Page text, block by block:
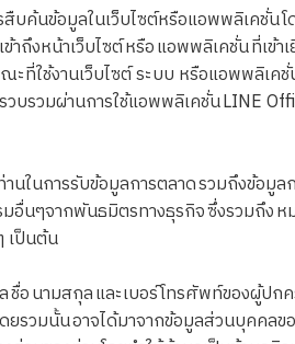
ค้นข้อมูลในเว็บไซต์หรือแอพพลิเคชั่น โ
าถึงหน้าเว็บไซต์ หรือ แอพพลิเคชั่น ที่เ
ใช้งานเว็บไซต์ ระบบ หรือแอพพลิเคชั่
บรวมผ่านการใช้แอพพลิเคชั่น LINE
ในการรับข้อมูลการตลาด รวมถึงข้อมู
อื่นๆจากพันธมิตรทางธุรกิจ ซึ่งรวมถึง
เป็นต้น
อ นามสกุล และเบอร์โทรศัพท์ของผู้ปกค
ยรวมนั้น อาจได้มาจากข้อมูลส่วนบุคคล